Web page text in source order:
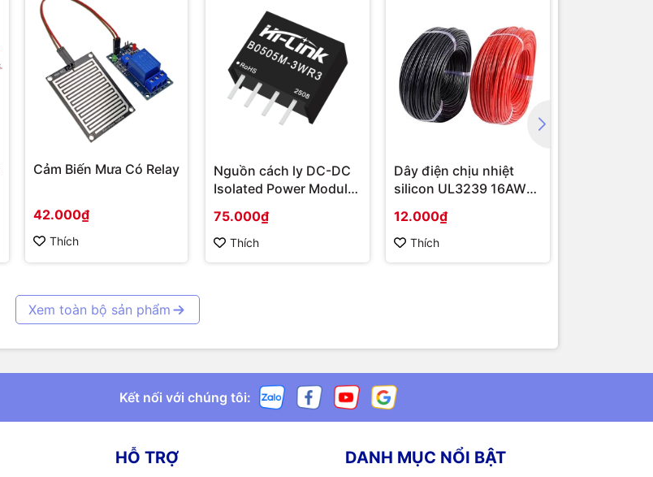
Cảm Biến Mưa Có Relay
42.000₫
Thích
Nguồn cách ly DC-DC
Isolated Power Module
75.000₫
Thích
Dây điện chịu nhiệt
silicon UL3239 16AWG
12.000₫
Thích
Xem toàn bộ sản phẩm
Kết nối với chúng tôi:
HỖ TRỢ DANH MỤC NỔI BẬT